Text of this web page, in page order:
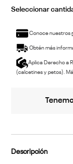
Conoce nuestros
Obtén más
Aplica Derecho a
(calcetines y petos).
Descripción